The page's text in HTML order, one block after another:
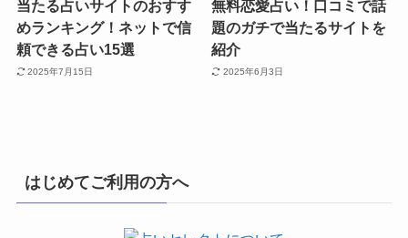
当たる占いサイトのおすす
めランキング！ネットで信
頼できる占い15選
2025年7月15日
無料恋愛占い！口コミで話
題のガチで当たるサイトを
紹介
2025年6月3日
はじめてご利用の方へ